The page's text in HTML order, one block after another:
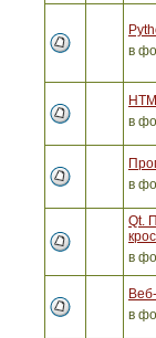
в
в
в
Qt.
в
в